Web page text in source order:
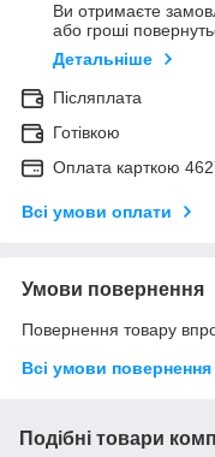
Ви отримаєте
або гроші
Детальніше
Післяплата
Готівкою
Оплата карткою
Всі умови оплати
Умови повернення
Повернення товару
Всі умови повернення
Подібні товари